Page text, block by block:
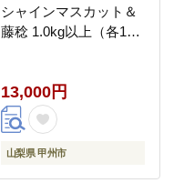
シャインマスカット＆
藤稔 1.0kg以上（各1
13,000円
山梨県 甲州市